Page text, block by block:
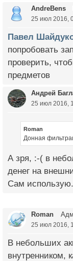
AndreBens
25 июл 2016,
Павел
попробовать
проверить,
предметов
Андрей
25 июл 2016,
Roman
Донная
А зря, :-( в
денег на
Сам использую.
Roman
25 июл 2016,
В небольших
внутренником,